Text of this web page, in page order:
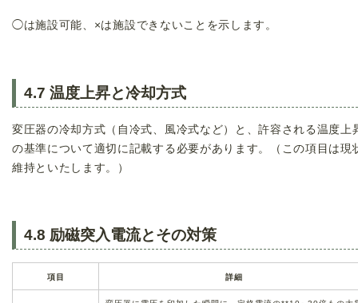
◯は施設可能、 ×は施設できないことを示します。
4.7 温度上昇と冷却方式
変圧器の冷却方式（自冷式、風冷式など）と、許容される温度上
の基準について適切に記載する必要があります。（この項目は現
維持といたします。）
4.8 励磁突入電流とその対策
項目 詳細